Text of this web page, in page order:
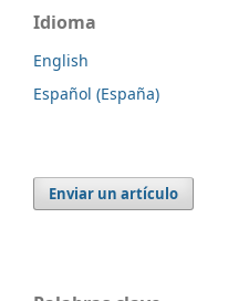
Idioma
English
Español (España)
Enviar un artículo